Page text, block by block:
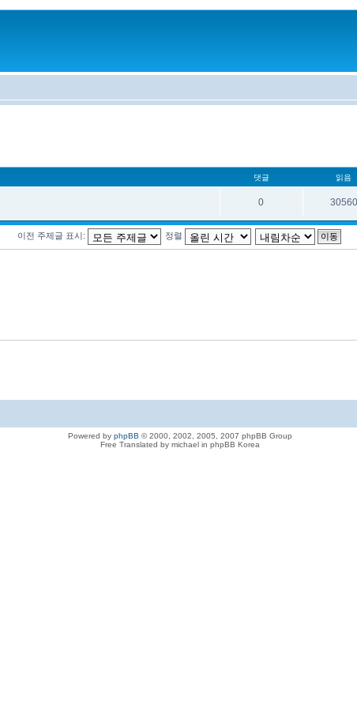
댓글 읽음
0 30560
이전 주제글 표시: 정렬
Powered by phpBB © 2000, 2002, 2005, 2007 phpBB Group
Free Translated by michael in phpBB Korea